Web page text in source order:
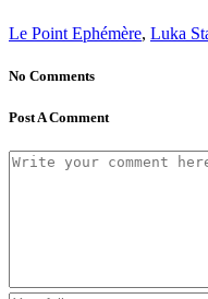
Le Point Ephémère, Luka
No Comments
Post A Comment